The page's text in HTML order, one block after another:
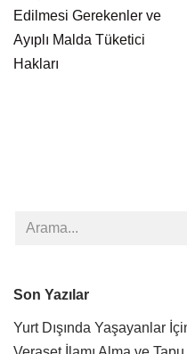
Edilmesi Gerekenler ve
Ayıplı Malda Tüketici
Hakları
Son Yazılar
Yurt Dışında Yaşayanlar